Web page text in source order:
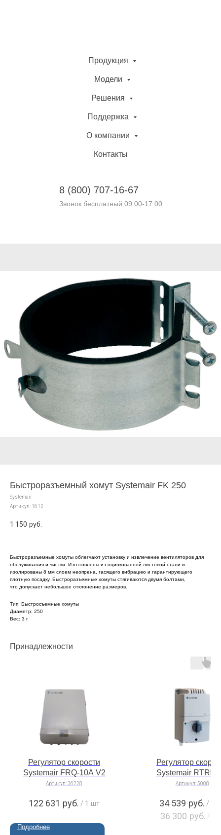
Продукция
Модели
Решения
Поддержка
О компании
Контакты
8 (800) 707-16-67
Звонок бесплатный 09:00-17:00
Быстроразъемный хомут Systemair FK 250
Systemair
Артикул: 1612
1 150 руб.
Быстроразъемные хомуты облегчают установку и извлечение вентиляторов для
обслуживания и чистки. Изготовлены из оцинкованной листовой стали и
изолированы 8 мм слоем неопрена, гасящего вибрацию и гарантирующего
плотную посадку. Быстроразъемные хомуты стягиваются двумя болтами,
что допускает небольшое отклонение размеров.
Тип: Быстросъемные хомуты
Диаметр: 250
Вес: 3 г
Принадлежности
Регулятор скорости
Systemair FRQ-10A V2
Артикул:36228
122 631 руб. / 1 шт
Подробнее
Регулятор
Systemair RTRE
Артикул:5008
34 539 руб. /
36 300 руб./